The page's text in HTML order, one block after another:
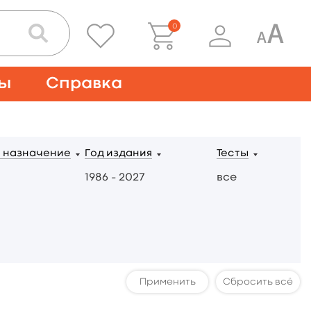
0
Справка
назначение Год издания
1986 – 2027
Тесты
все
Сбросить всё